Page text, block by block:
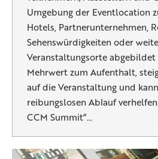
Umgebung der Eventlocation
Hotels, Partnerunternehmen,
Sehenswürdigkeiten oder
Veranstaltungsorte
Mehrwert zum Aufenthalt,
auf die Veranstaltung und
reibungslosen Ablauf
CCM Summit“…